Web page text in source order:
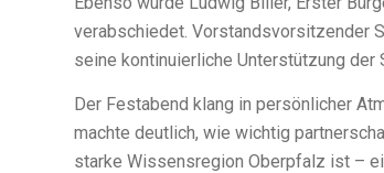
verabschiedet. Vorstandsvorsitzender
seine kontinuierliche Unterstützung der
Der Festabend klang in persönlicher
machte deutlich, wie wichtig
starke Wissensregion Oberpfalz ist –